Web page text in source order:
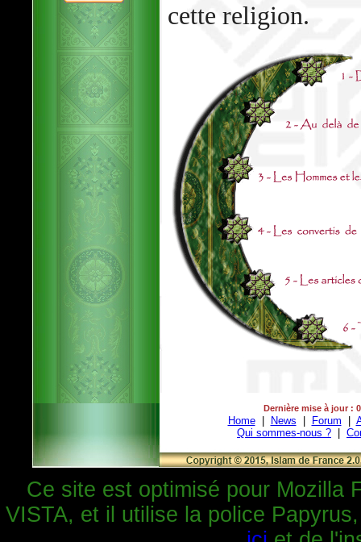
cette religion.
Dernière mise à jour :
Home| News | Forum |
Qui sommes-nous ? |
Ce site est optimisé pour Mozilla
VISTA, et il utilise la police